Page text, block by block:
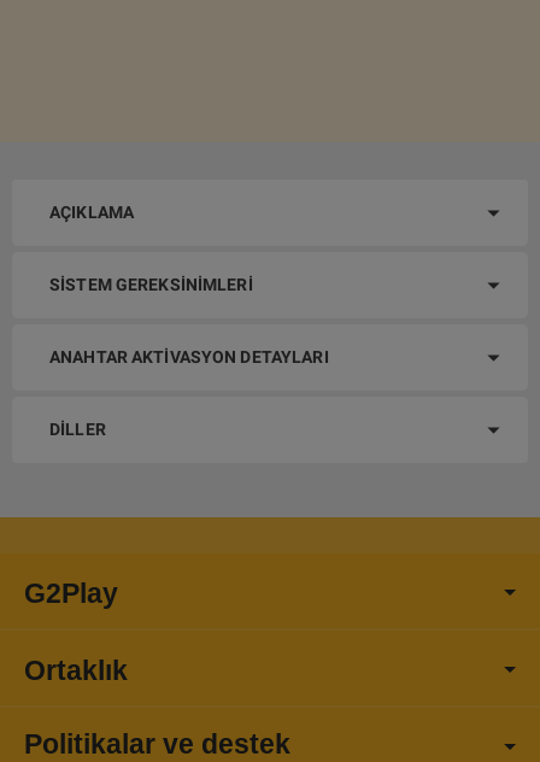
AÇIKLAMA
SISTEM GEREKSINIMLERI
ANAHTAR AKTIVASYON DETAYLARI
DILLER
G2Play
Ortaklık
Politikalar ve destek